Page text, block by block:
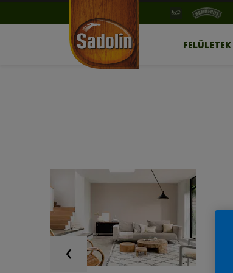
FELÜLETEK